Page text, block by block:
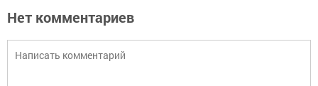
Нет комментариев